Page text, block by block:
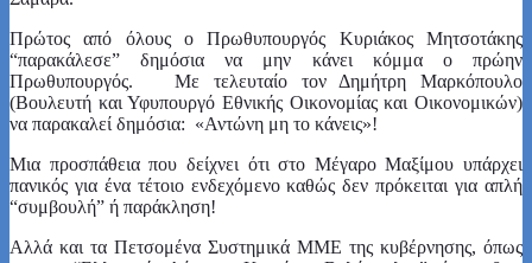
Πρώτος από όλους ο Πρωθυπουργός Κυριάκος Μητσοτάκης
“παρακάλεσε” δημόσια να μην κάνει κόμμα ο πρώην
Πρωθυπουργός. Με τελευταίο τον Δημήτρη Μαρκόπουλο
(Βουλευτή και Υφυπουργό Εθνικής Οικονομίας και Οικονομικών)
να παρακαλεί δημόσια: «Αντώνη μη το κάνεις»!
Μια προσπάθεια που δείχνει ότι στο Μέγαρο Μαξίμου υπάρχει
πανικός για ένα τέτοιο ενδεχόμενο καθώς δεν πρόκειται για απλή
“συμβουλή” ή παράκληση!
Αλλά και τα Πετσομένα Συστημικά ΜΜΕ της κυβέρνησης, όπως